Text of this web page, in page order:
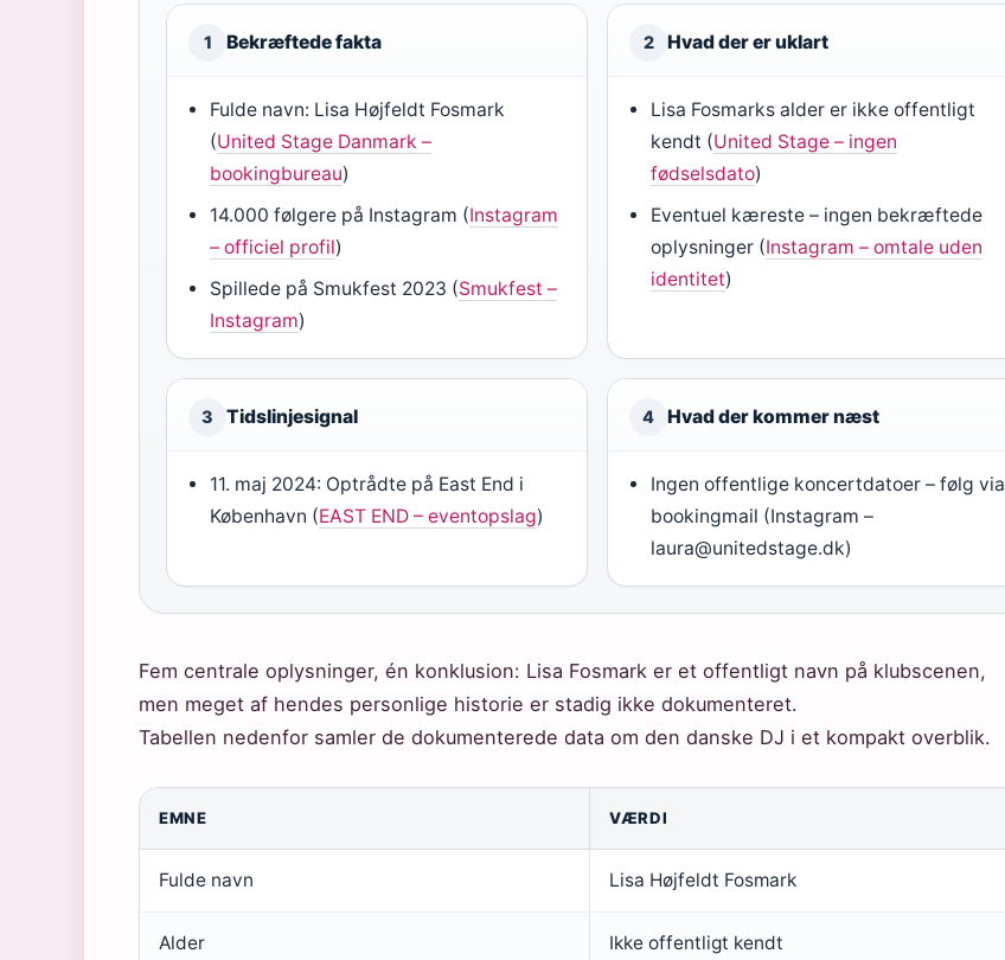
1 Bekræftede fakta
Fulde navn: Lisa Højfeldt Fosmark
(United Stage Danmark –
bookingbureau)
14.000 følgere på Instagram (Instagram
– officiel profil)
Spillede på Smukfest 2023 (Smukfest –
Instagram)
2 Hvad der er uklart
Lisa Fosmarks alder er ikke offentligt
kendt (United Stage – ingen
fødselsdato)
Eventuel kæreste – ingen bekræftede
oplysninger (Instagram – omtale uden
identitet)
3 Tidslinjesignal
11. maj 2024: Optrådte på East End i
København (EAST END – eventopslag)
4 Hvad der kommer næst
Ingen offentlige koncertdatoer – følg via
bookingmail (Instagram –
laura@unitedstage.dk)
Fem centrale oplysninger, én konklusion: Lisa Fosmark er et offentligt navn på klubscenen,
men meget af hendes personlige historie er stadig ikke dokumenteret.
Tabellen nedenfor samler de dokumenterede data om den danske DJ i et kompakt overblik.
EMNE VÆRDI
Fulde navn Lisa Højfeldt Fosmark
Alder Ikke offentligt kendt